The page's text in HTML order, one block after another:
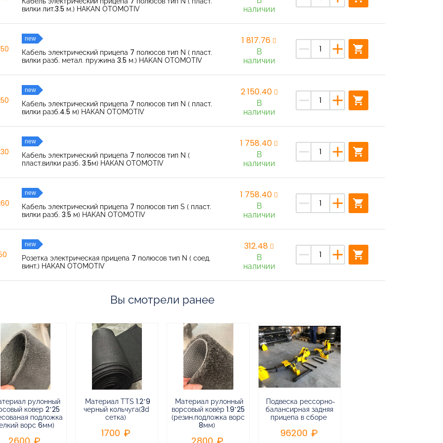
вилки лит.3.5 м.) HAKAN OTOMOTIV
наличии
new
Кабель электрический прицепа 7 полюсов тип N ( пласт.
вилки разб. метал. пружина 3.5 м.) HAKAN OTOMOTIV
1 817,76
В
наличии
remove add shopping_cart
new
Кабель электрический прицепа 7 полюсов тип N ( пласт.
вилки разб.4.5 м) HAKAN OTOMOTIV
2 150,40
В
наличии
remove add shopping_cart
new
Кабель электрический прицепа 7 полюсов тип N (
пласт.вилки разб. 3.5м) HAKAN OTOMOTIV
1 758,40
В
наличии
remove add shopping_cart
new
Кабель электрический прицепа 7 полюсов тип S ( пласт.
вилки разб. 3.5 м) HAKAN OTOMOTIV
1 758,40
В
наличии
remove add shopping_cart
new
Розетка электрическая прицепа 7 полюсов тип N ( соед.
винт.) HAKAN OTOMOTIV
312,48
В
наличии
remove add shopping_cart
Вы смотрели ранее
рулонный
ковер 2*25
подложка
ворс 6мм)
2600
Материал TTS 1.2*9
черный кольчуга(3d
сетка)
1700
Материал рулонный
ворсовый ковёр 1.9*25
(резин.подложка ворс
8мм)
2800
Подвеска рессорно-
балансирная задняя
прицепа в сборе
96200